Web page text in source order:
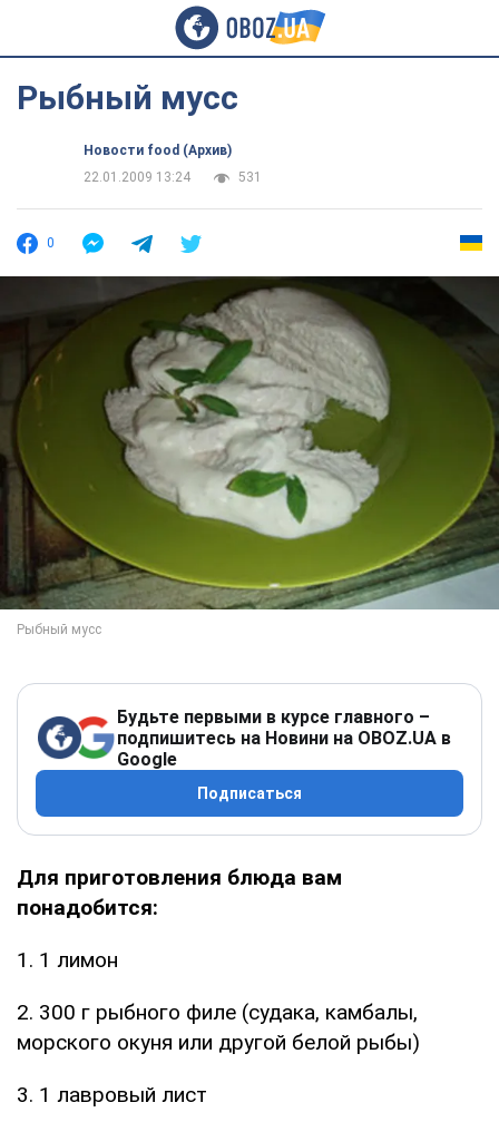
Рыбный мусс
Новости food (Архив)
22.01.2009 13:24
531
0
Будьте первыми в курсе главного –
подпишитесь на Новини на OBOZ.UA в
Google
Подписаться
Для приготовления блюда вам
понадобится:
1. 1 лимон
2. 300 г рыбного филе (судака, камбалы,
морского окуня или другой белой рыбы)
3. 1 лавровый лист